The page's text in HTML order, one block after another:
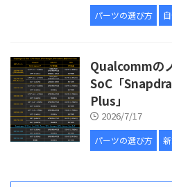
パーツの選び方
Qualcommの
SoC「
Plus」
2026/7/17
パーツの選び方